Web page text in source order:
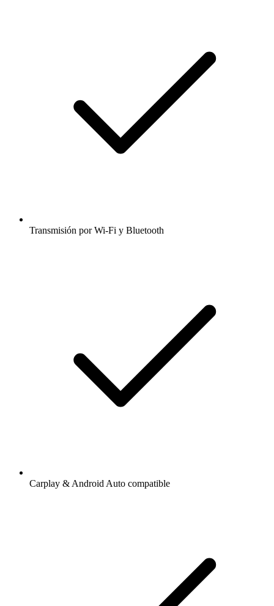
Transmisión por Wi-Fi y Bluetooth
Carplay & Android Auto compatible